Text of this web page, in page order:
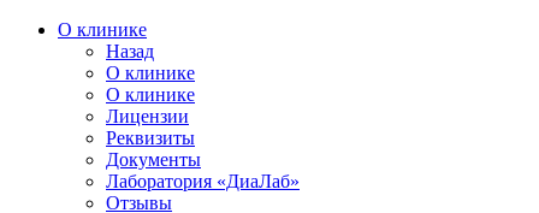
О клинике
Назад
О клинике
О клинике
Лицензии
Реквизиты
Документы
Лаборатория «ДиаЛаб»
Отзывы